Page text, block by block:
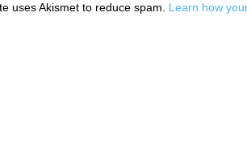
uses Akismet to reduce spam. Learn how